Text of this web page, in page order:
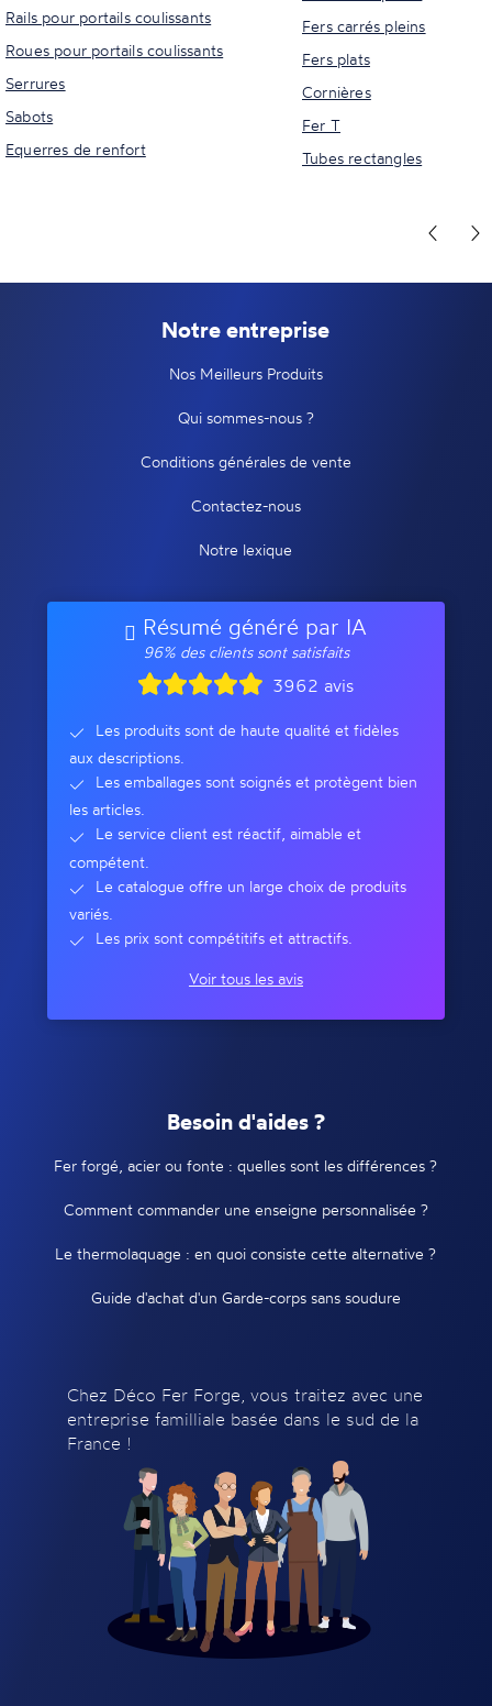
Rails pour portails coulissants
Roues pour portails coulissants
Serrures
Sabots
Equerres de renfort
Fers carrés pleins
Fers plats
Cornières
Fer T
Tubes rectangles
Notre entreprise
Nos Meilleurs Produits
Qui sommes-nous ?
Conditions générales de vente
Contactez-nous
Notre lexique
Résumé généré par IA
96% des clients sont satisfaits
3962 avis
Les produits sont de haute qualité et fidèles
aux descriptions.
Les emballages sont soignés et protègent bien
les articles.
Le service client est réactif, aimable et
compétent.
Le catalogue offre un large choix de produits
variés.
Les prix sont compétitifs et attractifs.
Voir tous les avis
Besoin d'aides ?
Fer forgé, acier ou fonte : quelles sont les différences ?
Comment commander une enseigne personnalisée ?
Le thermolaquage : en quoi consiste cette alternative ?
Guide d'achat d'un Garde-corps sans soudure
Chez Déco Fer Forge, vous traitez avec une
entreprise familliale basée dans le sud de la
France !